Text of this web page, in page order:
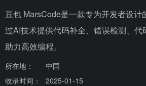
豆包 MarsCode是一款专为开发者设计
过AI技术提供代码补全、错误检测、代
助力高效编程。
所在地：
中国
收录时间：
2025-01-15